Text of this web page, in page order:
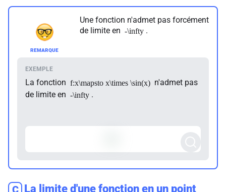
Une fonction n'admet pas forcément
de limite en -\infty .
La fonction f:x\mapsto x\times \sin(x) n'admet pas
de limite en -\infty .
C La limite d'une fonction en un point